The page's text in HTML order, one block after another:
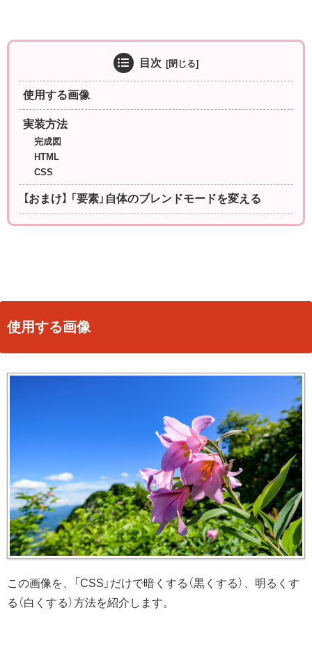
目次
使用する画像
実装方法
完成図
HTML
CSS
【おまけ】 「要素」自体のブレンドモードを変える
使用する画像
この画像を、「CSS」だけで暗くする（黒くする）、明るくす
る（白くする）方法を紹介します。